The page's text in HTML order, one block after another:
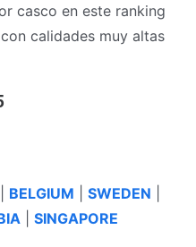
casco en este ranking
calidades muy altas
BELGIUM SWEDEN
SINGAPORE